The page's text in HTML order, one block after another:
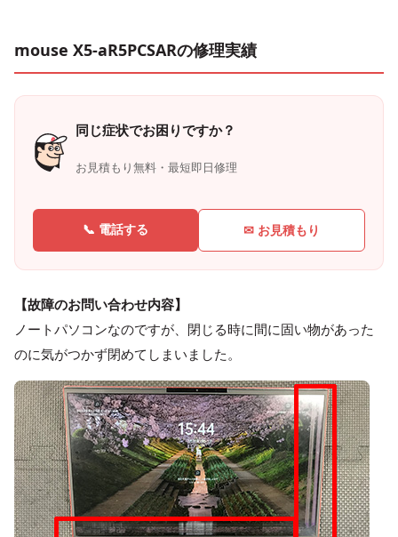
mouse X5-aR5PCSARの修理実績
同じ症状でお困りですか？
お見積もり無料・最短即日修理
📞 電話する ✉ お見積もり
【故障のお問い合わせ内容】
ノートパソコンなのですが、閉じる時に間に固い物があった
のに気がつかず閉めてしまいました。